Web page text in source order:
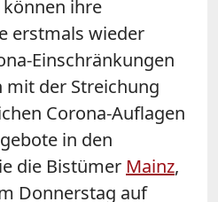
können ihre
erstmals wieder
Einschränkungen
mit der Streichung
Corona-Auflagen
in den
die Bistümer Mainz,
Donnerstag auf